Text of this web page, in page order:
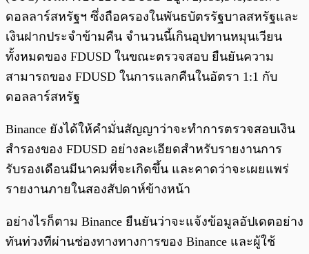
ดอลลาร์สหรัฐฯ ซึ่งถือครองในพันธบัตรรัฐบาลสหรัฐและ
เงินฝากประจำข้ามคืน จำนวนนี้เกินอุปทานหมุนเวียน
ทั้งหมดของ FDUSD ในขณะตรวจสอบ ยืนยันความ
สามารถของ FDUSD ในการแลกคืนในอัตรา 1:1 กับ
ดอลลาร์สหรัฐ
Binance ยังได้ให้คำมั่นสัญญาว่าจะทำการตรวจสอบเงิน
สำรองของ FDUSD อย่างละเอียดสำหรับรายงานการ
รับรองเดือนมีนาคมที่จะเกิดขึ้น และคาดว่าจะเผยแพร่
รายงานภายในสองสัปดาห์ข้างหน้า
อย่างไรก็ตาม Binance ยืนยันว่าจะแจ้งข้อมูลอัปเดตอย่าง
ทันท่วงทีผ่านช่องทางทางการของ Binance และผู้ใช้